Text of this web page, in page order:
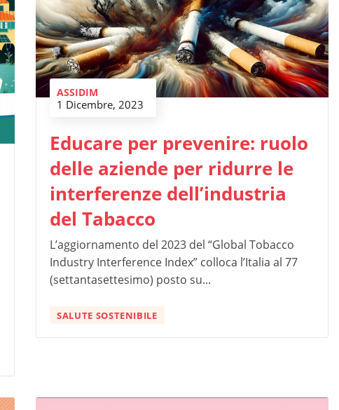
ASSIDIM
1 Dicembre, 2023
Educare per prevenire: ruolo
delle aziende per ridurre le
interferenze dell’industria
del Tabacco
L’aggiornamento del 2023 del “Global Tobacco
Industry Interference Index” colloca l’Italia al 77
(settantasettesimo) posto su...
SALUTE SOSTENIBILE